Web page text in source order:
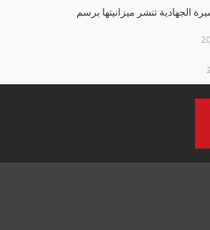
الجهادية تنشر ميزانيتها برسم